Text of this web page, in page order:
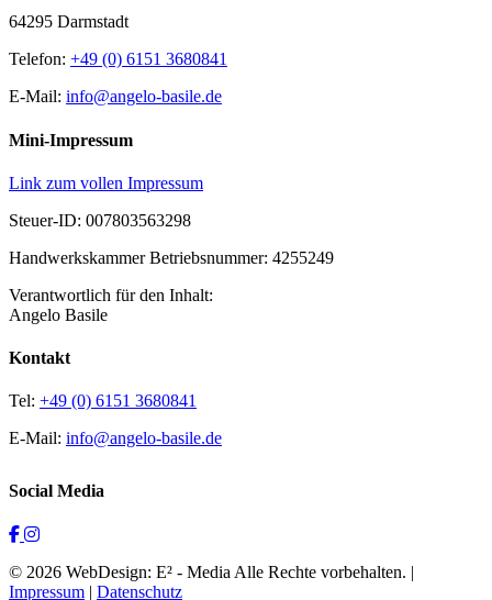
64295 Darmstadt
Telefon: +49 (0) 6151 3680841
E-Mail: info@angelo-basile.de
Mini-Impressum
Link zum vollen Impressum
Steuer-ID: 007803563298
Handwerkskammer Betriebsnummer: 4255249
Verantwortlich für den Inhalt:
Angelo Basile
Kontakt
Tel: +49 (0) 6151 3680841
E-Mail: info@angelo-basile.de
Social Media
© 2026 WebDesign: E² - Media Alle Rechte vorbehalten. |
Impressum | Datenschutz